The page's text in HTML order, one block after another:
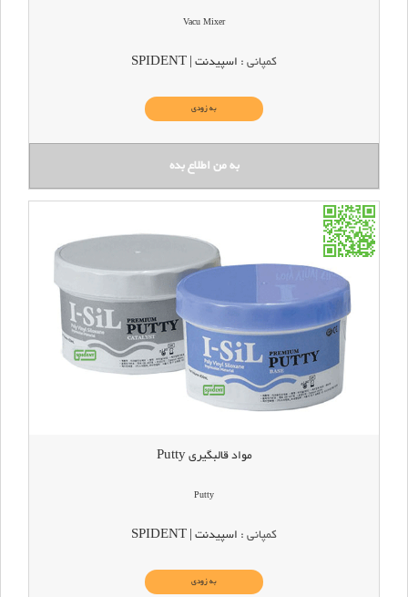
Vacu Mixer
کمپانی : اسپیدنت | SPIDENT
به زودی
مواد قالبگیری Putty
Putty
کمپانی : اسپیدنت | SPIDENT
به زودی